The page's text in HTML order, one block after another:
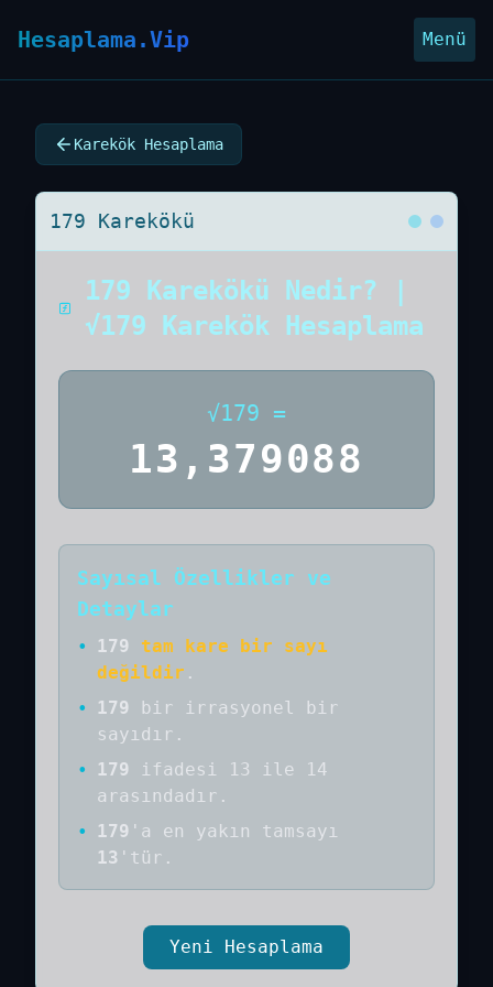
Hesaplama.Vip Menü
Karekök Hesaplama
179 Karekökü
179 Karekökü Nedir? |
√179 Karekök Hesaplama
√179 =
13,379088
Sayısal Özellikler ve
Detaylar
• 179
tam kare bir sayı
değildir .
•
179 bir
irrasyonel bir
sayıdır .
•
179
ifadesi 13 ile 14
arasındadır.
•
179 'a en yakın tamsayı
13 'tür.
Yeni Hesaplama